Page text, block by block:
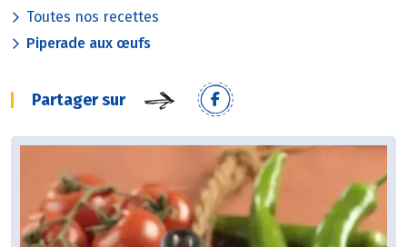
Toutes nos recettes
Piperade aux œufs
Partager sur